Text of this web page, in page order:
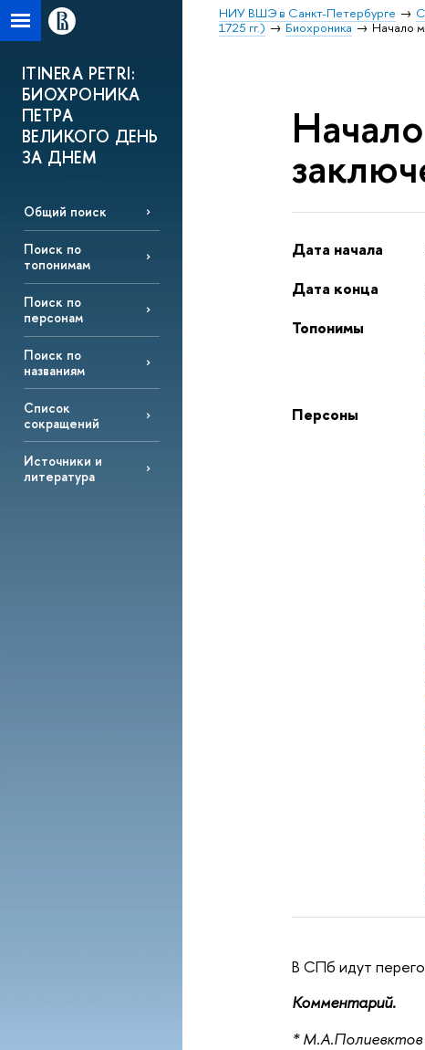
НИУ ВШЭ в Санкт-Петербурге
1725 гг.)
Биохроника Начало
ITINERA PETRI:
БИОХРОНИКА
ПЕТРА
ВЕЛИКОГО ДЕНЬ
ЗА ДНЕМ
Общий поиск
Поиск по
топонимам
Поиск по
персонам
Поиск по
названиям
Список
сокращений
Источники и
литература
Дата начала
Дата конца
Топонимы
Персоны
В СПб идут
Комментарий.
*